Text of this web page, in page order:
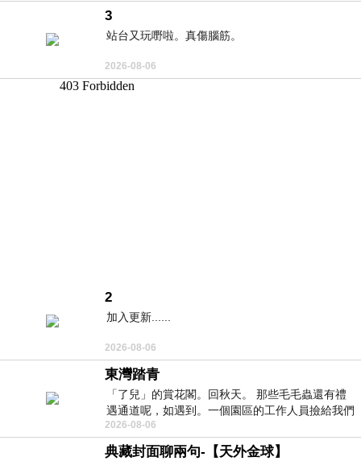
3
站台又玩嘢啦。真傷腦筋。
2026-08-06
2
加入更新......
2026-08-06
東灣踏青
「了兒」的賞花閣。回秋天。 那些毛毛蟲還有禮
遇通道呢，如遇到。一個園區的工作人員撿給我們
細賞。
2026-08-06
典藏封面聊兩句-【天外金球】